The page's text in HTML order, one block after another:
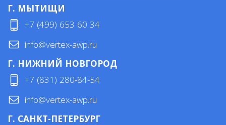
Г. МЫТИЩИ
+7 (499) 653 60 34
info@vertex-awp.ru
Г. НИЖНИЙ НОВГОРОД
+7 (831) 280-84-54
info@vertex-awp.ru
Г. САНКТ-ПЕТЕРБУРГ